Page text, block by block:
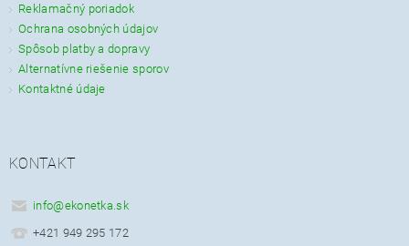
Reklamačný poriadok
Ochrana osobných údajov
Spôsob platby a dopravy
Alternatívne riešenie sporov
Kontaktné údaje
KONTAKT
info@ekonetka.sk
+421 949 295 172